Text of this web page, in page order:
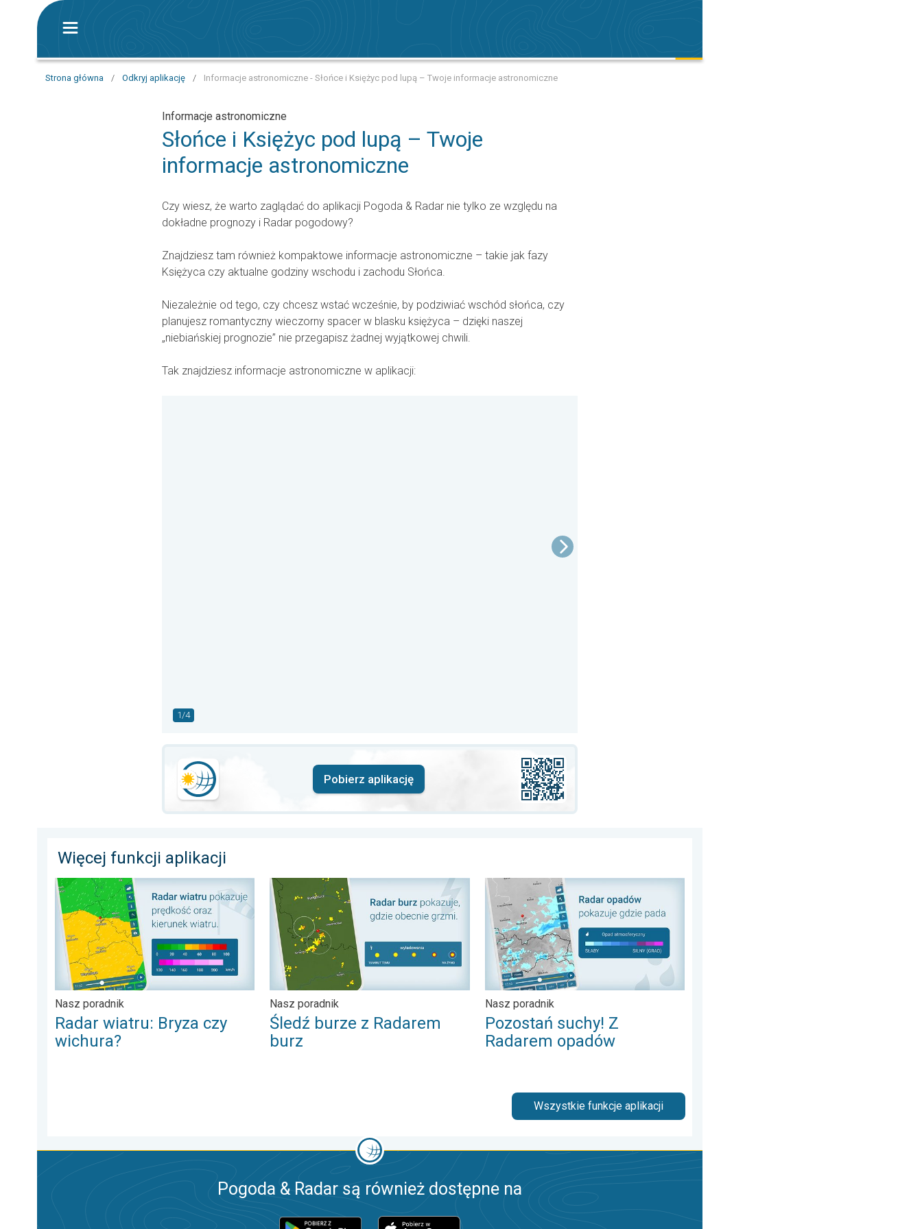
Strona główna / Odkryj aplikację / Informacje astronomiczne - Słońce i Księżyc pod lupą – Twoje informacje astronomiczne
Informacje astronomiczne
Słońce i Księżyc pod lupą – Twoje
informacje astronomiczne
Czy wiesz, że warto zaglądać do aplikacji Pogoda & Radar nie tylko ze względu na
dokładne prognozy i Radar pogodowy?
Znajdziesz tam również kompaktowe informacje astronomiczne – takie jak fazy
Księżyca czy aktualne godziny wschodu i zachodu Słońca.
Niezależnie od tego, czy chcesz wstać wcześnie, by podziwiać wschód słońca, czy
planujesz romantyczny wieczorny spacer w blasku księżyca – dzięki naszej
„niebiańskiej prognozie” nie przegapisz żadnej wyjątkowej chwili.
Tak znajdziesz informacje astronomiczne w aplikacji:
1/4
Pobierz aplikację
Więcej funkcji aplikacji
Radar wiatru: Bryza czy wichura?. Nasz poradnik. . .
Nasz poradnik
Radar wiatru: Bryza czy
wichura?
Śledź burze z Radarem burz. Nasz poradnik. . .
Nasz poradnik
Śledź burze z Radarem
burz
Pozostań suchy! Z Radarem opadów. Nasz poradnik. . .
Nasz poradnik
Pozostań suchy! Z
Radarem opadów
Wszystkie funkcje aplikacji
Pogoda & Radar są również dostępne na